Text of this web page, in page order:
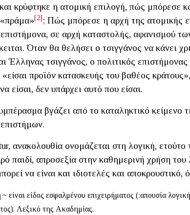
κρύφτηκε η ατομική επιλογή, πώς μπόρεσε
[2]; Πώς μπόρεσε η αρχή της ατομικής
επιστήμονα, σε αρχή καταστολής, αφανισμού
Όταν θα θελήσει ο τσιγγάνος να κάνει
Έλληνας τσιγγάνος, ο πολιτικός
«είσαι προϊόν κατασκευής του βαθέος
είσαι, δεν υπάρχει αυτό που είσαι.
βγάζει από το καταληκτικό
ανακολουθία ονομάζεται στη λογική, ετούτο
παιδί, απροσεξία στην καθημερινή χρήση
να είναι και ιδιοτελές και
~ είναι είδος εσφαλμένου επιχειρήματος (:απουσία
Λεξικό της Ακαδημίας.